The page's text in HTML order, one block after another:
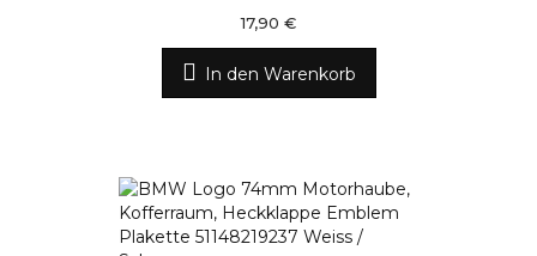
17,90 €
In den Warenkorb